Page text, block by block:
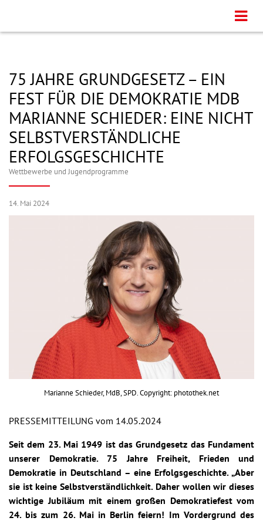
75 JAHRE GRUNDGESETZ – EIN
FEST FÜR DIE DEMOKRATIE MDB
MARIANNE SCHIEDER: EINE NICHT
SELBSTVERSTÄNDLICHE
ERFOLGSGESCHICHTE
Wettbewerbe und Jugendprogramme
14. Mai 2024
Marianne Schieder, MdB, SPD. Copyright: photothek.net
PRESSEMITTEILUNG vom 14.05.2024
Seit dem 23. Mai 1949 ist das Grundgesetz das Fundament
unserer Demokratie. 75 Jahre Freiheit, Frieden und
Demokratie in Deutschland – eine Erfolgsgeschichte. „Aber
sie ist keine Selbstverständlichkeit. Daher wollen wir dieses
wichtige Jubiläum mit einem großen Demokratiefest vom
24. bis zum 26. Mai in Berlin feiern! Im Vordergrund des